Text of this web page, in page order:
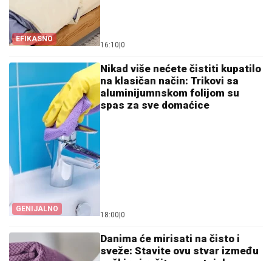
EFIKASNO
16:10 0
GENIJALNO
Nikad više nećete čistiti kupatilo
na klasičan način: Trikovi sa
aluminijumnskom folijom su
spas za sve domaćice
18:00 0
Danima će mirisati na čisto i
sveže: Stavite ovu stvar između